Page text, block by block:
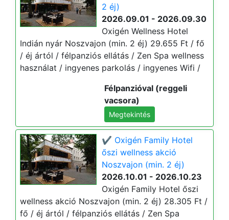
2 éj)
2026.09.01 - 2026.09.30
Oxigén Wellness Hotel
Indián nyár Noszvajon (min. 2 éj) 29.655 Ft / fő
/ éj ártól / félpanziós ellátás / Zen Spa wellness
használat / ingyenes parkolás / ingyenes Wifi /
Félpanzióval (reggeli
vacsora)
Megtekintés
✔️ Oxigén Family Hotel
őszi wellness akció
Noszvajon (min. 2 éj)
2026.10.01 - 2026.10.23
Oxigén Family Hotel őszi
wellness akció Noszvajon (min. 2 éj) 28.305 Ft /
fő / éj ártól / félpanziós ellátás / Zen Spa